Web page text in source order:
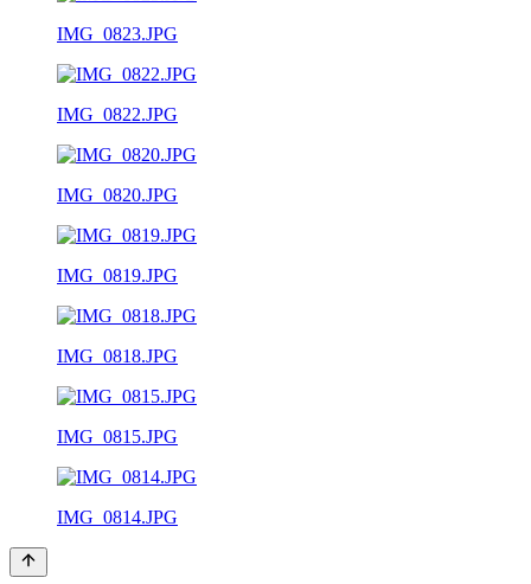
IMG_0823.JPG
IMG_0822.JPG
IMG_0820.JPG
IMG_0819.JPG
IMG_0818.JPG
IMG_0815.JPG
IMG_0814.JPG